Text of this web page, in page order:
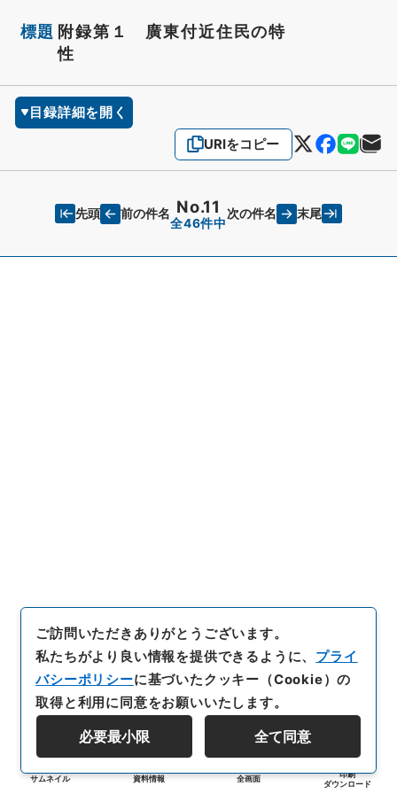
標題 附録第１ 廣東付近住民の特
性
目録詳細を開く
URIをコピー
先頭 前の件名 No.11
全46件中
次の件名 末尾
サムネイル 資料情報 全画面
印刷
ダウンロード
ご訪問いただきありがとうございます。
私たちがより良い情報を提供できるように、 プライ
バシーポリシーに基づいたクッキー（Cookie）の
取得と利用に同意をお願いいたします。
必要最小限 全て同意